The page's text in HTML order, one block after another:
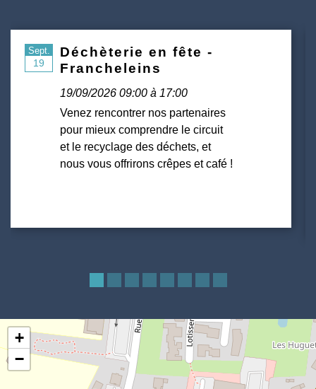
Sept.
19
Déchèterie en fête -
Francheleins
19/09/2026 09:00 à 17:00
Venez rencontrer nos partenaires
pour mieux comprendre le circuit
et le recyclage des déchets, et
nous vous offrirons crêpes et café !
+
−